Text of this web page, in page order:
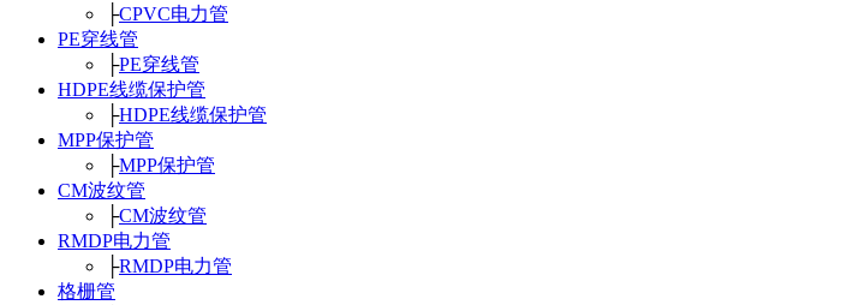
├CPVC电力管
PE穿线管
├PE穿线管
HDPE线缆保护管
├HDPE线缆保护管
MPP保护管
├MPP保护管
CM波纹管
├CM波纹管
RMDP电力管
├RMDP电力管
格栅管